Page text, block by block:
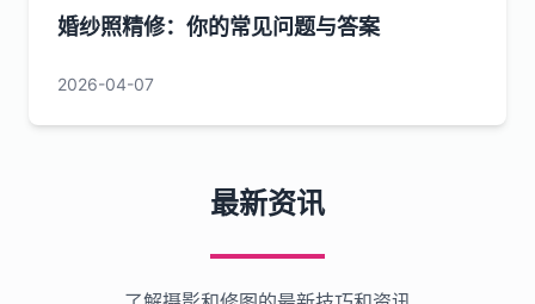
婚纱照精修：你的常见问题与答案
2026-04-07
最新资讯